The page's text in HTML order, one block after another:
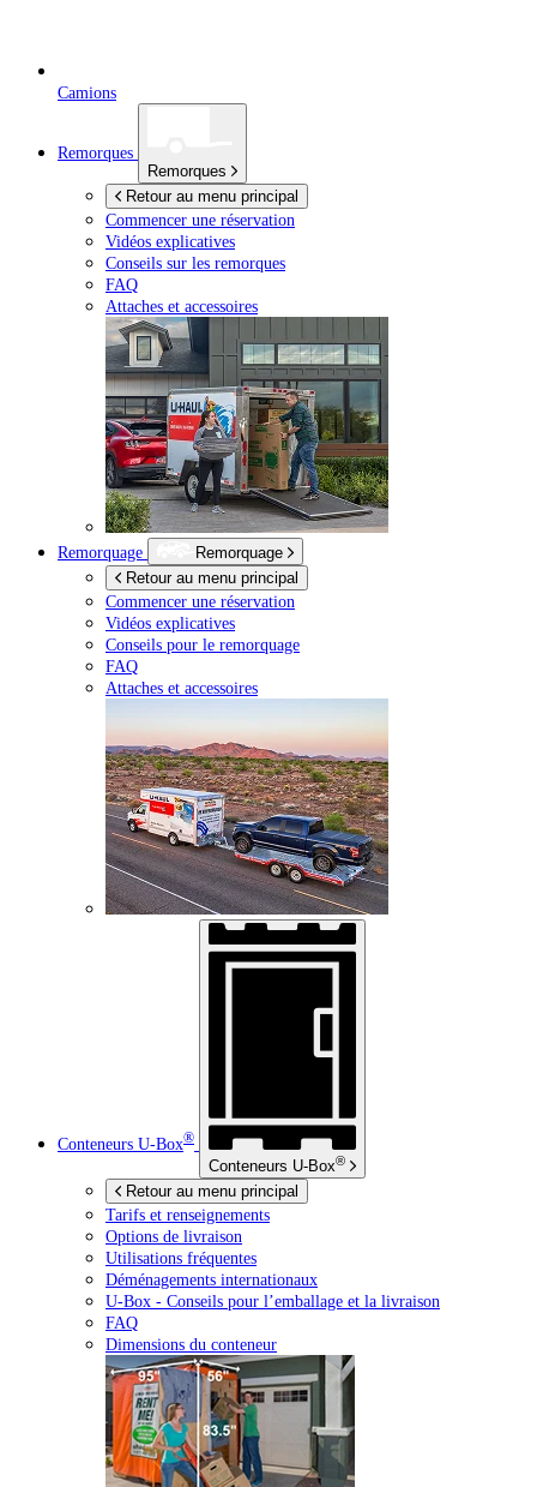
Camions
Remorques
Remorques
Retour au menu principal
Commencer une réservation
Vidéos explicatives
Conseils sur les remorques
FAQ
Attaches et accessoires
Remorquage
Remorquage
Retour au menu principal
Commencer une réservation
Vidéos explicatives
Conseils pour le remorquage
FAQ
Attaches et accessoires
Conteneurs U-Box®
Conteneurs U-Box®
Retour au menu principal
Tarifs et renseignements
Options de livraison
Utilisations fréquentes
Déménagements internationaux
U-Box - Conseils pour l’emballage et la livraison
FAQ
Dimensions du conteneur